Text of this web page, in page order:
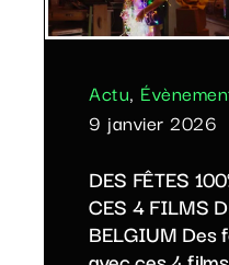
Actu,
9 janvier 2026
DES FÊTES
CES 4 FILMS
BELGIUM Des